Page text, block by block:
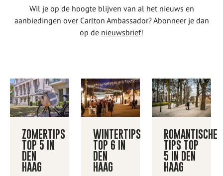
Wil je op de hoogte blijven van al het nieuws en
aanbiedingen over Carlton Ambassador? Abonneer je dan
op de nieuwsbrief!
ZOMERTIPS
TOP 5 IN
DEN
HAAG
WINTERTIPS
TOP 6 IN
DEN
HAAG
ROMANTISCHE
TIPS TOP
5 IN DEN
HAAG